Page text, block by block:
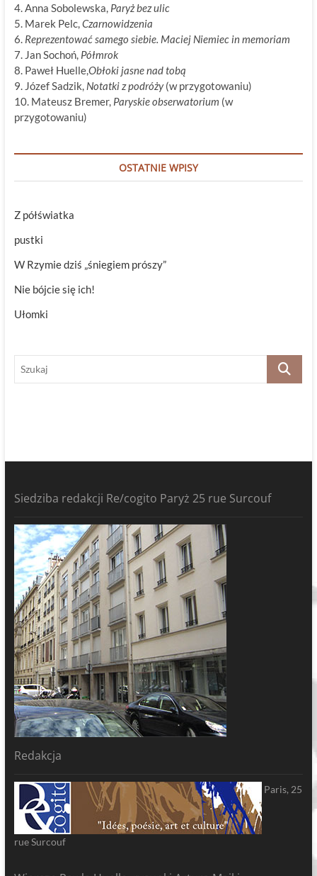
4. Anna Sobolewska, Paryż bez ulic
5. Marek Pelc,Czarnowidzenia
6. Reprezentować samego siebie. Maciej Niemiec in memoriam
7. Jan Sochoń, Półmrok
8. Paweł Huelle,Obłoki jasne nad tobą
9. Józef Sadzik, Notatki z podróży(w przygotowaniu)
10. Mateusz Bremer, Paryskie obserwatorium (w
przygotowaniu)
OSTATNIE WPISY
Z półświatka
pustki
W Rzymie dziś „śniegiem prószy”
Nie bójcie się ich!
Ułomki
Szukaj
Siedziba redakcji Re/cogito Paryż 25 rue Surcouf
Redakcja
Paris, 25
rue Surcouf